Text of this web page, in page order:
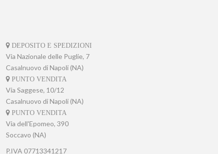
DEPOSITO E SPEDIZIONI
Via Nazionale delle Puglie, 7
Casalnuovo di Napoli (NA)
PUNTO VENDITA
Via Saggese, 10/12
Casalnuovo di Napoli (NA)
PUNTO VENDITA
Via dell'Epomeo, 390
Soccavo (NA)
P.IVA 07713341217